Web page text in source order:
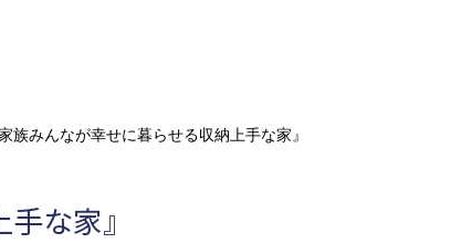
家族みんなが幸せに暮らせる収納上手な家』
な家』